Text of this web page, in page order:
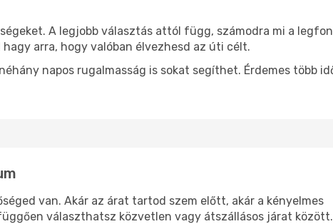
A legjobb választás attól függ, számodra mi a
arra, hogy valóban élvezhesd az úti célt.
napos rugalmasság is sokat segíthet. Érdemes több
van. Akár az árat tartod szem előtt, akár a kényelmes
választhatsz közvetlen vagy átszállásos járat között.